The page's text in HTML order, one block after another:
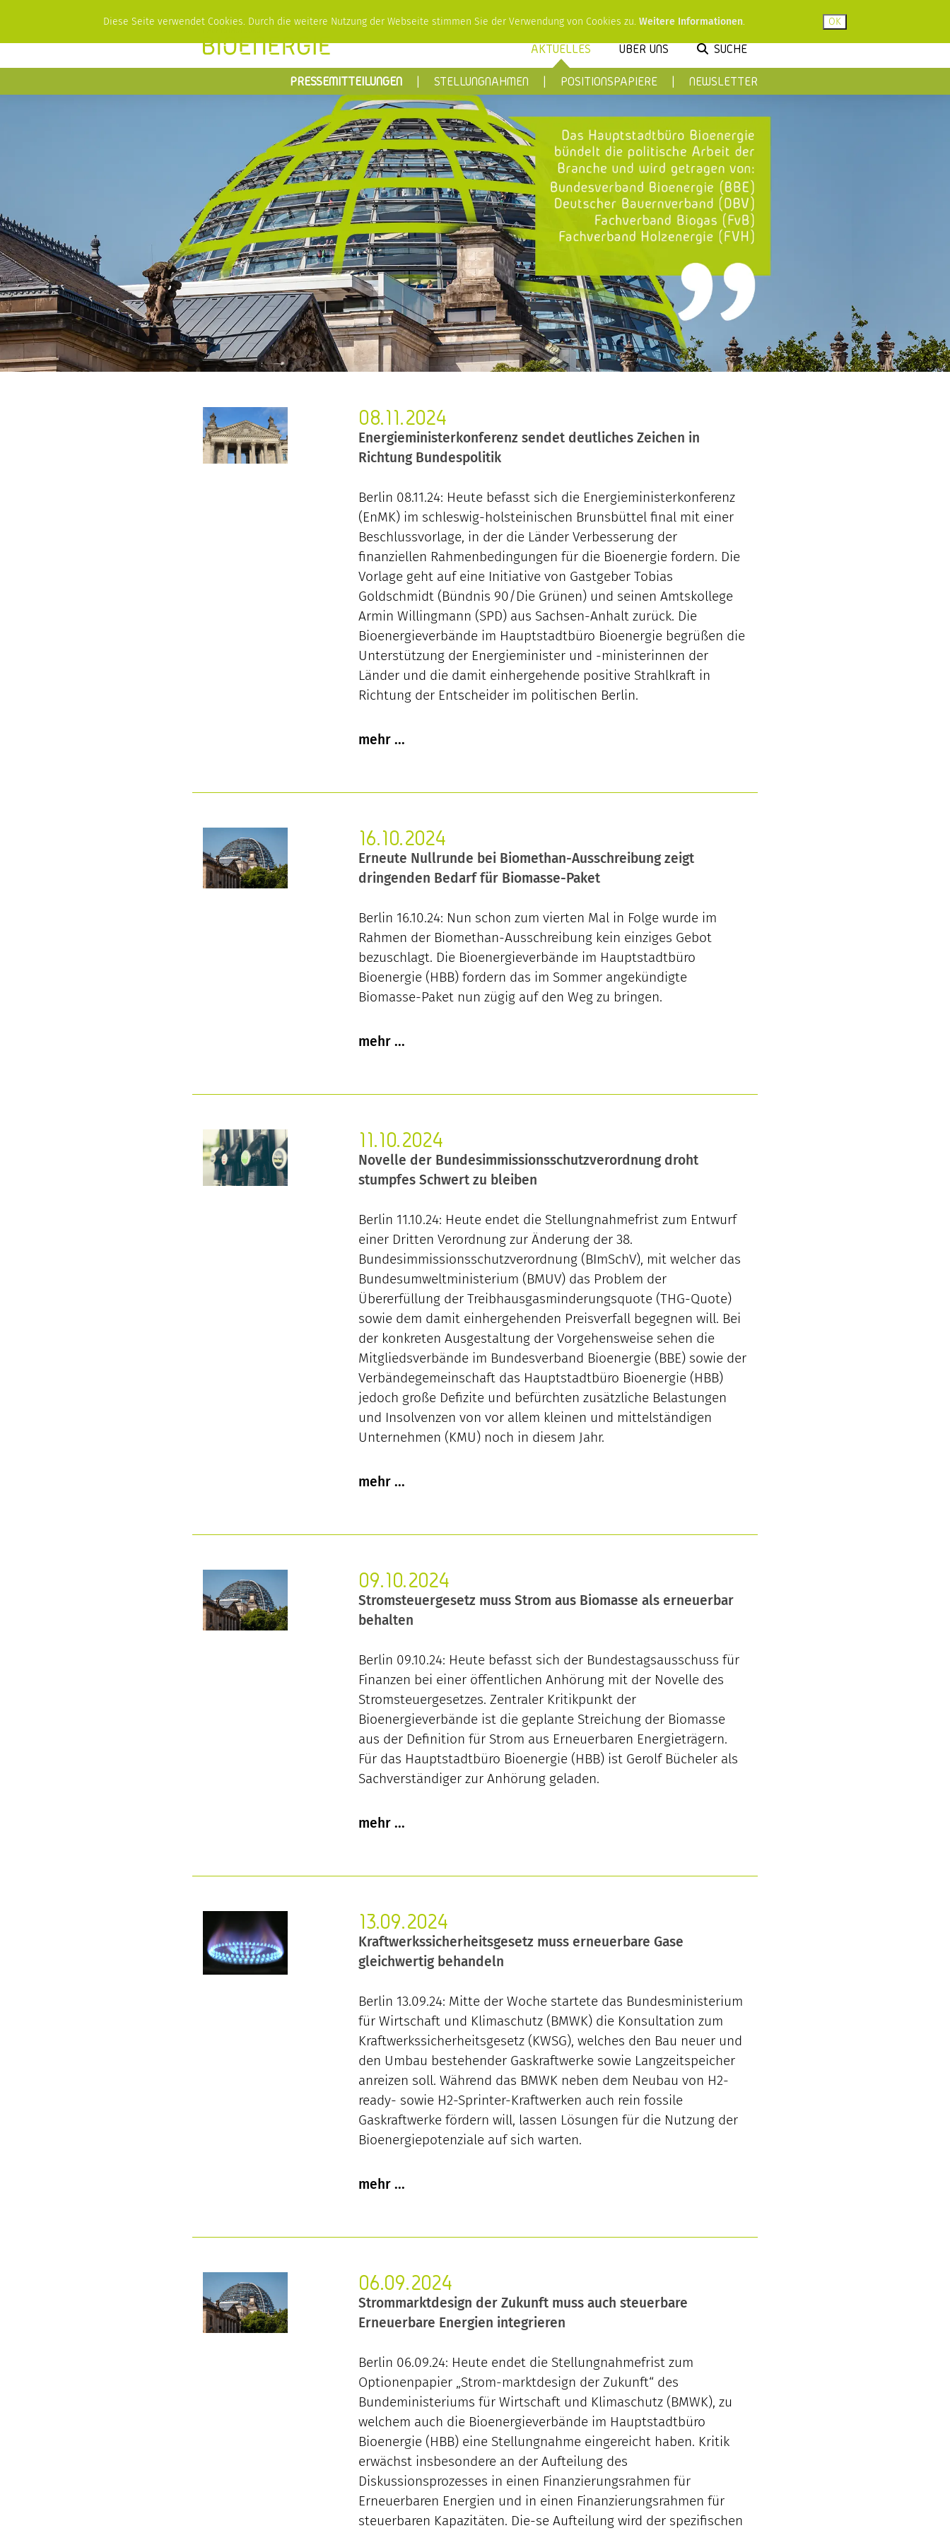
Diese Seite verwendet Cookies. Durch die weitere Nutzung der Webseite stimmen Sie der Verwendung von Cookies zu. Weitere Informationen.
AKTUELLES
PRESSEMITTEILUNGEN STELLUNGNAHMEN POSITIONSPAPIERE NEWSLETTER
ÜBER UNS SUCHE
08.11.2024
Energieministerkonferenz sendet deutliches Zeichen in
Richtung Bundespolitik
Berlin 08.11.24: Heute befasst sich die Energieministerkonferenz
(EnMK) im schleswig-holsteinischen Brunsbüttel final mit einer
Beschlussvorlage, in der die Länder Verbesserung der
finanziellen Rahmenbedingungen für die Bioenergie fordern. Die
Vorlage geht auf eine Initiative von Gastgeber Tobias
Goldschmidt (Bündnis 90/Die Grünen) und seinen Amtskollege
Armin Willingmann (SPD) aus Sachsen-Anhalt zurück. Die
Bioenergieverbände im Hauptstadtbüro Bioenergie begrüßen die
Unterstützung der Energieminister und -ministerinnen der
Länder und die damit einhergehende positive Strahlkraft in
Richtung der Entscheider im politischen Berlin.
16.10.2024
Erneute Nullrunde bei Biomethan-Ausschreibung zeigt
dringenden Bedarf für Biomasse-Paket
Berlin 16.10.24: Nun schon zum vierten Mal in Folge wurde im
Rahmen der Biomethan-Ausschreibung kein einziges Gebot
bezuschlagt. Die Bioenergieverbände im Hauptstadtbüro
Bioenergie (HBB) fordern das im Sommer angekündigte
Biomasse-Paket nun zügig auf den Weg zu bringen.
11.10.2024
Novelle der Bundesimmissionsschutzverordnung droht
stumpfes Schwert zu bleiben
Berlin 11.10.24: Heute endet die Stellungnahmefrist zum Entwurf
einer Dritten Verordnung zur Änderung der 38.
Bundesimmissionsschutzverordnung (BImSchV), mit welcher das
Bundesumweltministerium (BMUV) das Problem der
Übererfüllung der Treibhausgasminderungsquote (THG-Quote)
sowie dem damit einhergehenden Preisverfall begegnen will. Bei
der konkreten Ausgestaltung der Vorgehensweise sehen die
Mitgliedsverbände im Bundesverband Bioenergie (BBE) sowie der
Verbändegemeinschaft das Hauptstadtbüro Bioenergie (HBB)
jedoch große Defizite und befürchten zusätzliche Belastungen
und Insolvenzen von vor allem kleinen und mittelständigen
Unternehmen (KMU) noch in diesem Jahr.
09.10.2024
Stromsteuergesetz muss Strom aus Biomasse als erneuerbar
behalten
Berlin 09.10.24: Heute befasst sich der Bundestagsausschuss für
Finanzen bei einer öffentlichen Anhörung mit der Novelle des
Stromsteuergesetzes. Zentraler Kritikpunkt der
Bioenergieverbände ist die geplante Streichung der Biomasse
aus der Definition für Strom aus Erneuerbaren Energieträgern.
Für das Hauptstadtbüro Bioenergie (HBB) ist Gerolf Bücheler als
Sachverständiger zur Anhörung geladen.
13.09.2024
Kraftwerkssicherheitsgesetz muss erneuerbare Gase
gleichwertig behandeln
Berlin 13.09.24: Mitte der Woche startete das Bundesministerium
für Wirtschaft und Klimaschutz (BMWK) die Konsultation zum
Kraftwerkssicherheitsgesetz (KWSG), welches den Bau neuer und
den Umbau bestehender Gaskraftwerke sowie Langzeitspeicher
anreizen soll. Während das BMWK neben dem Neubau von H2-
ready- sowie H2-Sprinter-Kraftwerken auch rein fossile
Gaskraftwerke fördern will, lassen Lösungen für die Nutzung der
Bioenergiepotenziale auf sich warten.
06.09.2024
Strommarktdesign der Zukunft muss auch steuerbare
Erneuerbare Energien integrieren
Berlin 06.09.24: Heute endet die Stellungnahmefrist zum
Optionenpapier „Strom-marktdesign der Zukunft“ des
Bundeministeriums für Wirtschaft und Klimaschutz (BMWK), zu
welchem auch die Bioenergieverbände im Hauptstadtbüro
Bioenergie (HBB) eine Stellungnahme eingereicht haben. Kritik
erwächst insbesondere an der Aufteilung des
Diskussionsprozesses in einen Finanzierungsrahmen für
Erneuerbaren Energien und in einen Finanzierungsrahmen für
steuerbaren Kapazitäten. Die-se Aufteilung wird der spezifischen